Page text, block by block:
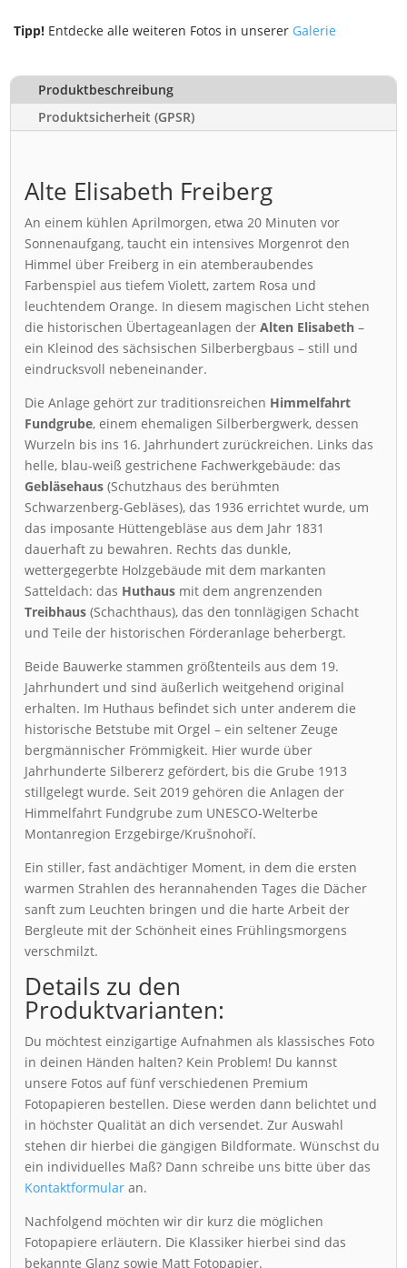
Tipp! Entdecke alle weiteren Fotos in unserer Galerie
Produktbeschreibung
Produktsicherheit (GPSR)
Alte Elisabeth Freiberg
An einem kühlen Aprilmorgen, etwa 20 Minuten vor
Sonnenaufgang, taucht ein intensives Morgenrot den
Himmel über Freiberg in ein atemberaubendes
Farbenspiel aus tiefem Violett, zartem Rosa und
leuchtendem Orange. In diesem magischen Licht stehen
die historischen Übertageanlagen derAlten Elisabeth –
ein Kleinod des sächsischen Silberbergbaus – still und
eindrucksvoll nebeneinander.
Die Anlage gehört zur traditionsreichen Himmelfahrt
Fundgrube, einem ehemaligen Silberbergwerk, dessen
Wurzeln bis ins 16. Jahrhundert zurückreichen. Links das
helle, blau-weiß gestrichene Fachwerkgebäude: das
Gebläsehaus (Schutzhaus des berühmten
Schwarzenberg-Gebläses), das 1936 errichtet wurde, um
das imposante Hüttengebläse aus dem Jahr 1831
dauerhaft zu bewahren. Rechts das dunkle,
wettergegerbte Holzgebäude mit dem markanten
Satteldach: das Huthaus mit dem angrenzenden
Treibhaus (Schachthaus), das den tonnlägigen Schacht
und Teile der historischen Förderanlage beherbergt.
Beide Bauwerke stammen größtenteils aus dem 19.
Jahrhundert und sind äußerlich weitgehend original
erhalten. Im Huthaus befindet sich unter anderem die
historische Betstube mit Orgel – ein seltener Zeuge
bergmännischer Frömmigkeit. Hier wurde über
Jahrhunderte Silbererz gefördert, bis die Grube 1913
stillgelegt wurde. Seit 2019 gehören die Anlagen der
Himmelfahrt Fundgrube zum UNESCO-Welterbe
Montanregion Erzgebirge/Krušnohoří.
Ein stiller, fast andächtiger Moment, in dem die ersten
warmen Strahlen des herannahenden Tages die Dächer
sanft zum Leuchten bringen und die harte Arbeit der
Bergleute mit der Schönheit eines Frühlingsmorgens
verschmilzt.
Details zu den
Produktvarianten:
Du möchtest einzigartige Aufnahmen als klassisches Foto
in deinen Händen halten? Kein Problem! Du kannst
unsere Fotos auf fünf verschiedenen Premium
Fotopapieren bestellen. Diese werden dann belichtet und
in höchster Qualität an dich versendet. Zur Auswahl
stehen dir hierbei die gängigen Bildformate. Wünschst du
ein individuelles Maß? Dann schreibe uns bitte über das
Kontaktformular an.
Nachfolgend möchten wir dir kurz die möglichen
Fotopapiere erläutern. Die Klassiker hierbei sind das
bekannte Glanz sowie Matt Fotopapier.